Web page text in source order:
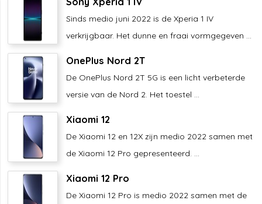
Sinds medio juni 2022 is de Xperia 1 IV
verkrijgbaar. Het dunne en fraai vormgegeven ...
OnePlus Nord 2T
De OnePlus Nord 2T 5G is een licht verbeterde
versie van de Nord 2. Het toestel ...
Xiaomi 12
De Xiaomi 12 en 12X zijn medio 2022 samen met
de Xiaomi 12 Pro gepresenteerd. ...
Xiaomi 12 Pro
De Xiaomi 12 Pro is medio 2022 samen met de